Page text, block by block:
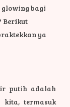
bagi
Berikut
ya
putih adalah
kita, termasuk